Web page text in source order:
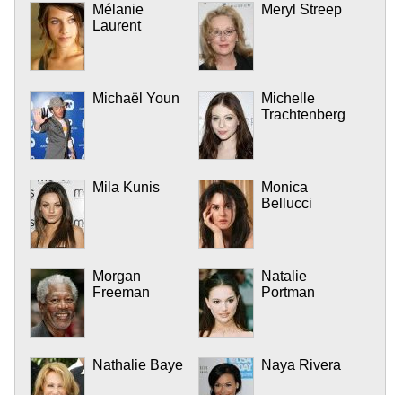
Mélanie
Laurent
Meryl Streep
Michaël Youn
Michelle
Trachtenberg
Mila Kunis
Monica
Bellucci
Morgan
Freeman
Natalie
Portman
Nathalie Baye Naya Rivera